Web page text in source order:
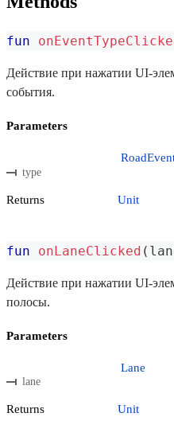
fun
Действие при нажатии UI-
события.
Parameters
type
Returns Unit
fun onLaneClicked (
Действие при нажатии UI-
полосы.
Parameters
lane
Lane
Returns Unit